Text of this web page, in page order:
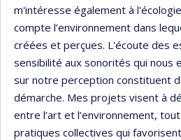
m'intéresse également à
compte l’environnement dans
créées et perçues. L'écoute des
sensibilité aux sonorités qui nous
sur notre perception constituent
démarche. Mes projets visent à
entre l’art et l’environnement,
pratiques collectives qui